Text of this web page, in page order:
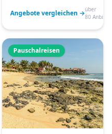
Angebote vergleichen →über
80
Pauschalreisen